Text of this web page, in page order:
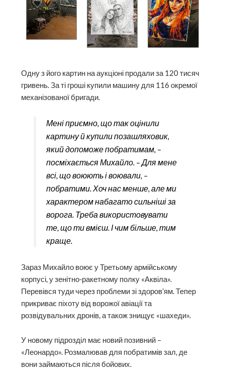
Одну з його картин на аукціоні продали за 120 тисяч
гривень. За ті гроші купили машину для 116 окремої
механізованої бригади.
Мені приємно, що так оцінили
картину й купили позашляховик,
який допоможе побратимам, –
посміхається Михайло. – Для мене
всі, що воюють і воювали, –
побратими. Хоч нас менше, але ми
характером набагато сильніші за
ворога. Треба використовувати
те, що ти вмієш. І чим більше, тим
краще.
Зараз Михайло воює у Третьому армійському
корпусі, у зенітно-ракетному полку «Аквіла».
Перевівся туди через проблеми зі здоров’ям. Тепер
прикриває піхоту від ворожої авіації та
розвідувальних дронів, а також знищує «шахеди».
У новому підрозділ має новий позивний –
«Леонардо». Розмалював для побратимів зал, де
вони займаються після бойових.